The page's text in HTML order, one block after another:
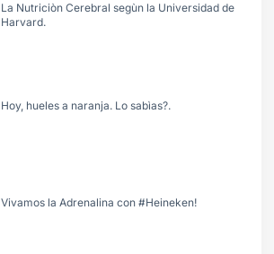
La Nutriciòn Cerebral segùn la Universidad de
Harvard.
Hoy, hueles a naranja. Lo sabìas?.
Vivamos la Adrenalina con #Heineken!